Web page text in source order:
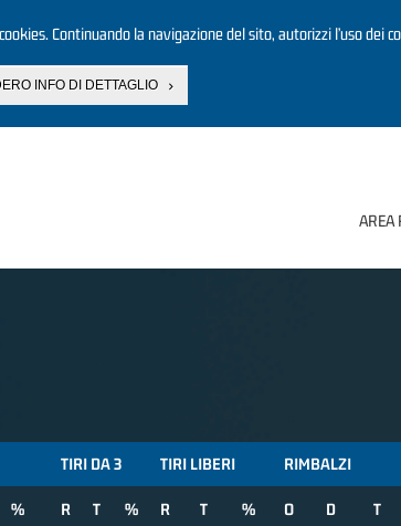
Continuando la navigazione del sito, autorizzi l’uso dei
INFO DI DETTAGLIO
AREA
TIRI DA 3 TIRI LIBERI RIMBALZI
% R T % R T % O D T